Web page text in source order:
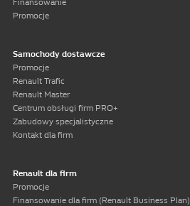
Finansowanie
Promocje
Samochody dostawcze
Promocje
Renault Trafic
Renault Master
Centrum obsługi firm PRO+
Zabudowy specjalistyczne
Kontakt dla firm
Renault dla firm
Promocje
Finansowanie dla firm (Renault Business Plan)